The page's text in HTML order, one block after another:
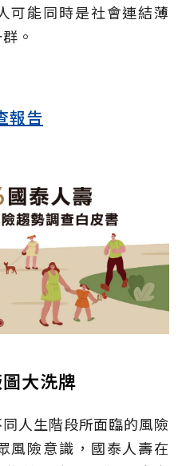
可能同時是社會連結薄
。
報告
大洗牌
人生階段所面臨的風險
風險意識，國泰人壽在